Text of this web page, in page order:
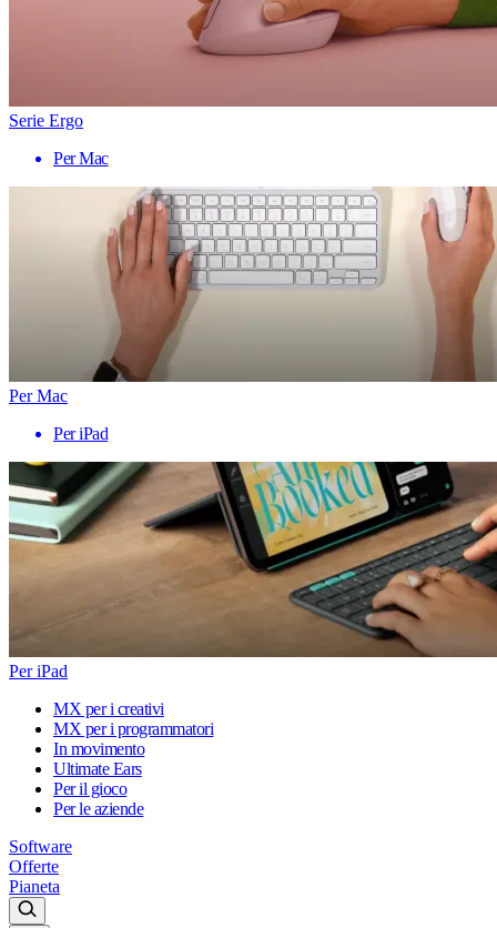
Serie Ergo
Per Mac
Per Mac
Per iPad
Per iPad
MX per i creativi
MX per i programmatori
In movimento
Ultimate Ears
Per il gioco
Per le aziende
Software
Offerte
Pianeta